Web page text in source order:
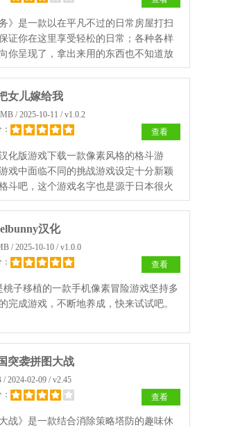
》是一款以在平凡不过的日常房屋打扫
证你在这里享受轻松的日常；各种各样
你呈现了，拿出来用的东西也不知道放
精彩的挑战，快来奇怪的日常家务游戏
女儿嫁给我
/ 2025-10-11 / v1.0.2
查看
化版游戏下载一款像素风格的格斗游
戏中面临不同的挑战游戏设定十分新颖
斗吧，这个游戏名字也是源于日本很火
切的像素风格魔性的玩法，才可以成功
汉化
/ 2025-10-10 / v1.0.0
查看
桃子移植的一款手机像素冒险游戏坚持多
完成游戏，不断地养成，快来试试吧。
突袭拼图大战
/ 2024-02-09 / v2.45
查看
战》是一款结合消除策略塔防的趣味休